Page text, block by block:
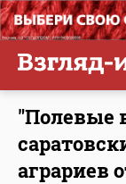
"Полевые
аграриев